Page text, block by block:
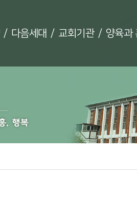
/ 다음세대 / 교회기관 / 양육과